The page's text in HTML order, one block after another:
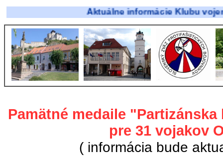
Aktuálne informácie Klubu
Pamätné medaile
pre 31 vojakov
( informácia bude